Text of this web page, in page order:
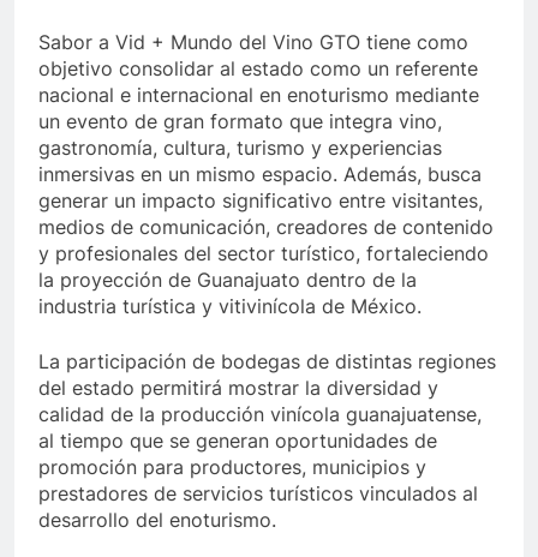
Sabor a Vid + Mundo del Vino GTO tiene como
objetivo consolidar al estado como un referente
nacional e internacional en enoturismo mediante
un evento de gran formato que integra vino,
gastronomía, cultura, turismo y experiencias
inmersivas en un mismo espacio. Además, busca
generar un impacto significativo entre visitantes,
medios de comunicación, creadores de contenido
y profesionales del sector turístico, fortaleciendo
la proyección de Guanajuato dentro de la
industria turística y vitivinícola de México.
La participación de bodegas de distintas regiones
del estado permitirá mostrar la diversidad y
calidad de la producción vinícola guanajuatense,
al tiempo que se generan oportunidades de
promoción para productores, municipios y
prestadores de servicios turísticos vinculados al
desarrollo del enoturismo.